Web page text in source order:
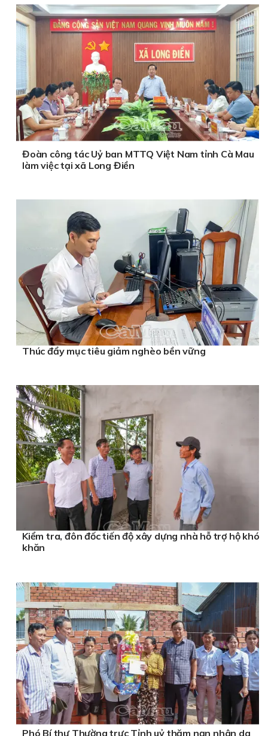
Đoàn công tác Uỷ ban MTTQ Việt Nam tỉnh Cà Mau
làm việc tại xã Long Điền
Thúc đẩy mục tiêu giảm nghèo bền vững
Kiểm tra, đôn đốc tiến độ xây dựng nhà hỗ trợ hộ khó
khăn
Phó Bí thư Thường trực Tỉnh uỷ thăm nạn nhân da